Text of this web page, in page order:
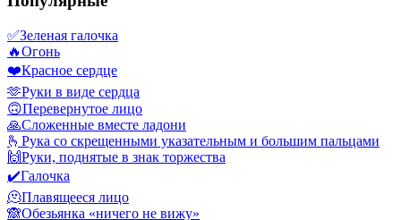
✅Зеленая галочка
🔥Огонь
❤️Красное сердце
🫶Руки в виде сердца
🙃Перевернутое лицо
🙏Сложенные вместе ладони
🫰 Рука со скрещенными указательным и большим пальцами
🙌Руки, поднятые в знак торжества
✔️Галочка
🫠Плавящееся лицо
🙈Обезьянка «ничего не вижу»